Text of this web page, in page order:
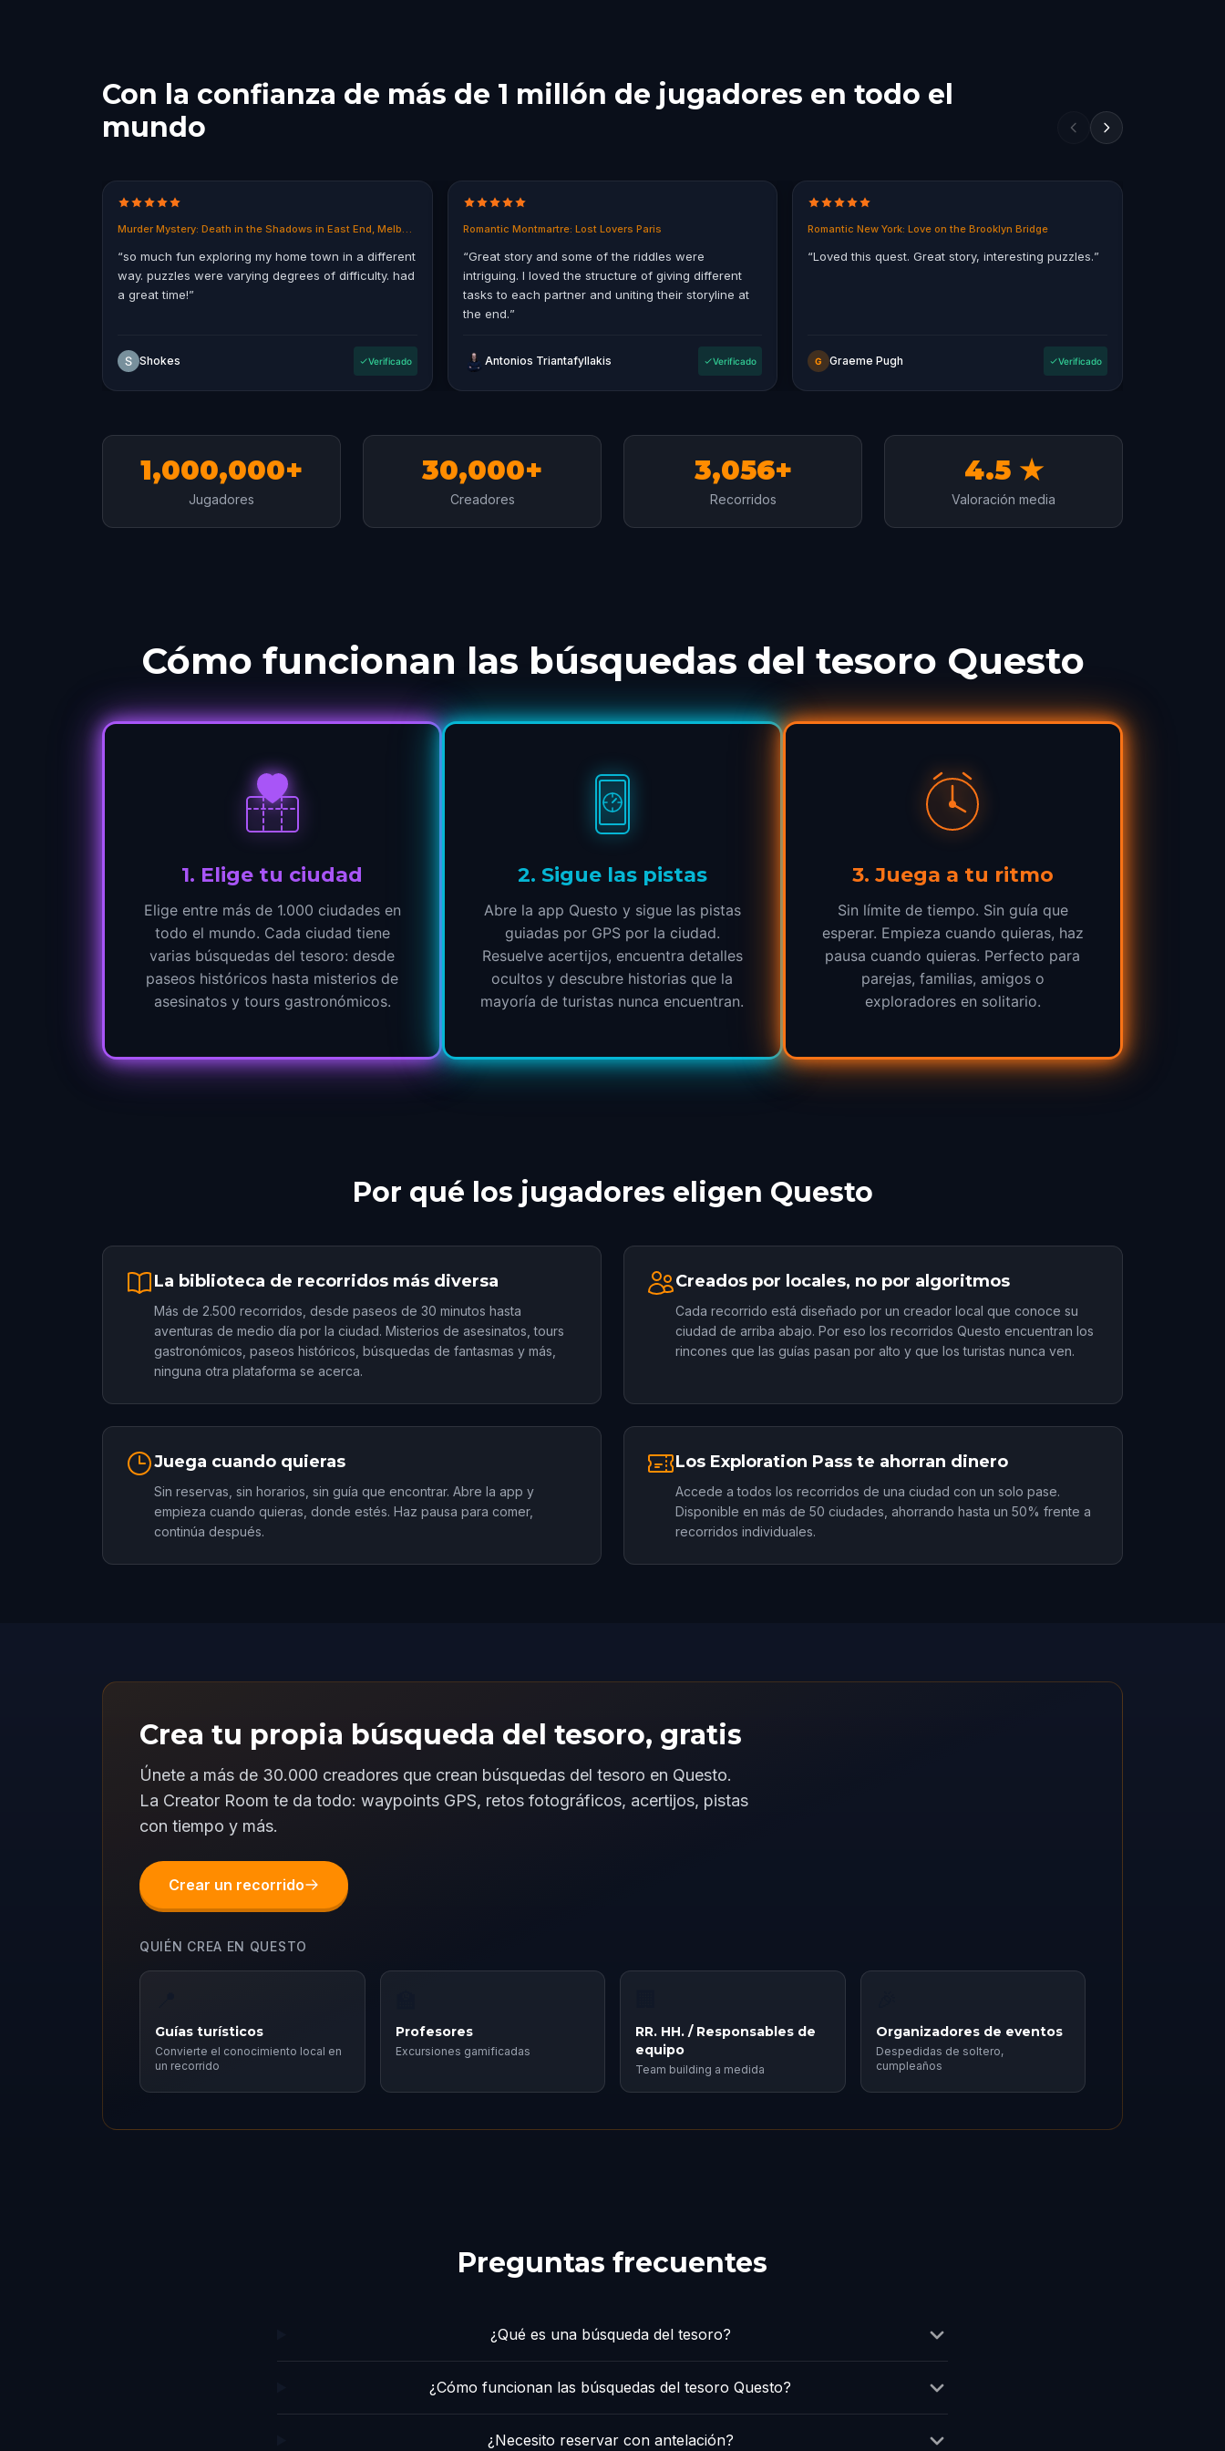
Con la confianza de más de 1 millón de jugadores en todo el
mundo
Murder Mystery: Death in the Shadows in East End, Melbourne
“so much fun exploring my home town in a different
way. puzzles were varying degrees of difficulty. had
a great time!”
Shokes Verificado
Romantic Montmartre: Lost Lovers Paris
“Great story and some of the riddles were
intriguing. I loved the structure of giving different
tasks to each partner and uniting their storyline at
the end.”
Antonios Triantafyllakis Verificado
Romantic New York: Love on the Brooklyn Bridge
“Loved this quest. Great story, interesting puzzles.”
G Graeme Pugh Verificado
1,000,000+
Jugadores
30,000+
Creadores
3,056+
Recorridos
4.5 ★
Valoración media
Cómo funcionan las búsquedas del tesoro Questo
1. Elige tu ciudad
Elige entre más de 1.000 ciudades en
todo el mundo. Cada ciudad tiene
varias búsquedas del tesoro: desde
paseos históricos hasta misterios de
asesinatos y tours gastronómicos.
2. Sigue las pistas
Abre la app Questo y sigue las pistas
guiadas por GPS por la ciudad.
Resuelve acertijos, encuentra detalles
ocultos y descubre historias que la
mayoría de turistas nunca encuentran.
3. Juega a tu ritmo
Sin límite de tiempo. Sin guía que
esperar. Empieza cuando quieras, haz
pausa cuando quieras. Perfecto para
parejas, familias, amigos o
exploradores en solitario.
Por qué los jugadores eligen Questo
La biblioteca de recorridos más diversa
Más de 2.500 recorridos, desde paseos de 30 minutos hasta
aventuras de medio día por la ciudad. Misterios de asesinatos, tours
gastronómicos, paseos históricos, búsquedas de fantasmas y más,
ninguna otra plataforma se acerca.
Creados por locales, no por algoritmos
Cada recorrido está diseñado por un creador local que conoce su
ciudad de arriba abajo. Por eso los recorridos Questo encuentran los
rincones que las guías pasan por alto y que los turistas nunca ven.
Juega cuando quieras
Sin reservas, sin horarios, sin guía que encontrar. Abre la app y
empieza cuando quieras, donde estés. Haz pausa para comer,
continúa después.
Los Exploration Pass te ahorran dinero
Accede a todos los recorridos de una ciudad con un solo pase.
Disponible en más de 50 ciudades, ahorrando hasta un 50% frente a
recorridos individuales.
Crea tu propia búsqueda del tesoro, gratis
Únete a más de 30.000 creadores que crean búsquedas del tesoro en Questo.
La Creator Room te da todo: waypoints GPS, retos fotográficos, acertijos, pistas
con tiempo y más.
Crear un recorrido
QUIÉN CREA EN QUESTO
Guías turísticos
Convierte el conocimiento local en
un recorrido
Profesores
Excursiones gamificadas
RR. HH. / Responsables de
equipo
Team building a medida
Organizadores de eventos
Despedidas de soltero,
cumpleaños
Preguntas frecuentes
¿Qué es una búsqueda del tesoro?
¿Cómo funcionan las búsquedas del tesoro Questo?
¿Necesito reservar con antelación?